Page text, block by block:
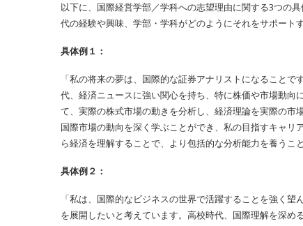
以下に、国際経営学部／学科への志望理由に関する3つの
代の経験や興味、学部・学科がどのようにそれをサポート
具体例１：
「私の将来の夢は、国際的な証券アナリストになること
代、経済ニュースに強い関心を持ち、特に株価や市場動
て、実際の株式市場の動きを分析し、経済理論を実際の
国際市場の動向を深く学ぶことができ、私の目指すキャ
ら経済を理解することで、より包括的な分析能力を養うこ
具体例２：
「私は、国際的なビジネスの世界で活躍することを強く
を展開したいと考えています。高校時代、国際理解を深